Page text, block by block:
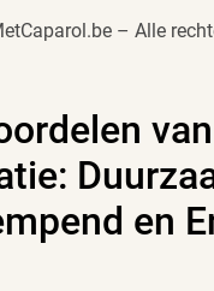
– Alle
van
en